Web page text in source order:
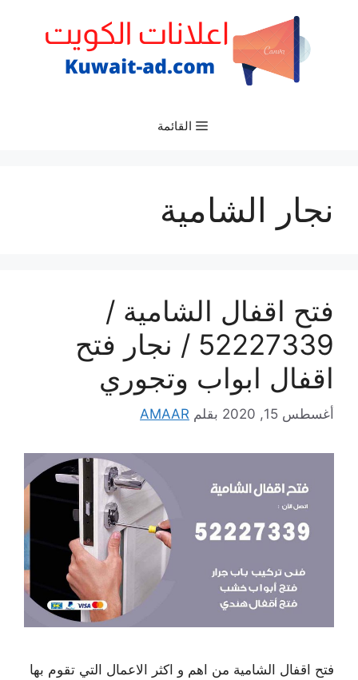
القائمة
نجار الشامية
فتح اقفال الشامية /
52227339 / نجار فتح
اقفال ابواب وتجوري
أغسطس 15, 2020 بقلم AMAAR
فتح اقفال الشامية من اهم و اكثر الاعمال التي تقوم بها